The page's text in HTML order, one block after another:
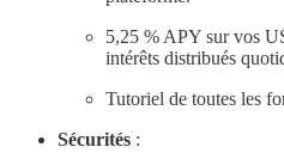
5,25 % APY sur vos
intérêts distribués
Tutoriel de toutes les
Sécurités :